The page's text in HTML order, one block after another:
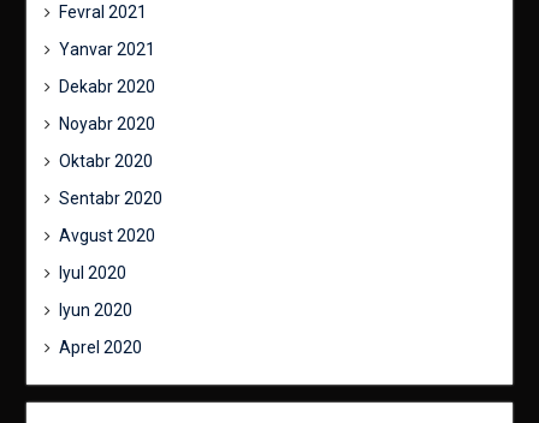
Fevral 2021
Yanvar 2021
Dekabr 2020
Noyabr 2020
Oktabr 2020
Sentabr 2020
Avgust 2020
Iyul 2020
Iyun 2020
Aprel 2020